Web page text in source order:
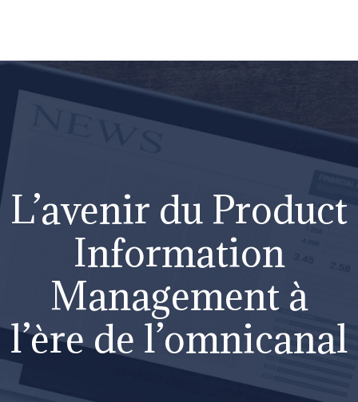
L’avenir du Product
Information
Management à
l’ère de l’omnicanal